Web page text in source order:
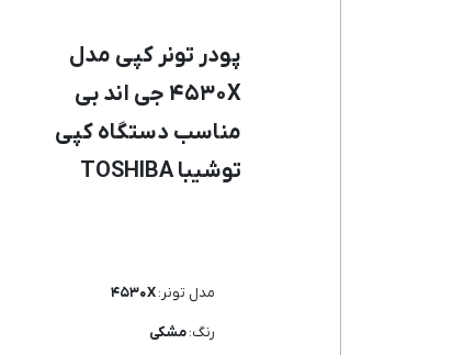
پودر تونر کپی مدل
۴۵۳۰X جی اند بی
مناسب دستگاه کپی
توشیبا TOSHIBA
مدل تونر:۴۵۳۰X
رنگ:مشکی